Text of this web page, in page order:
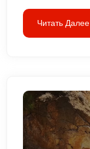
Читать Далее